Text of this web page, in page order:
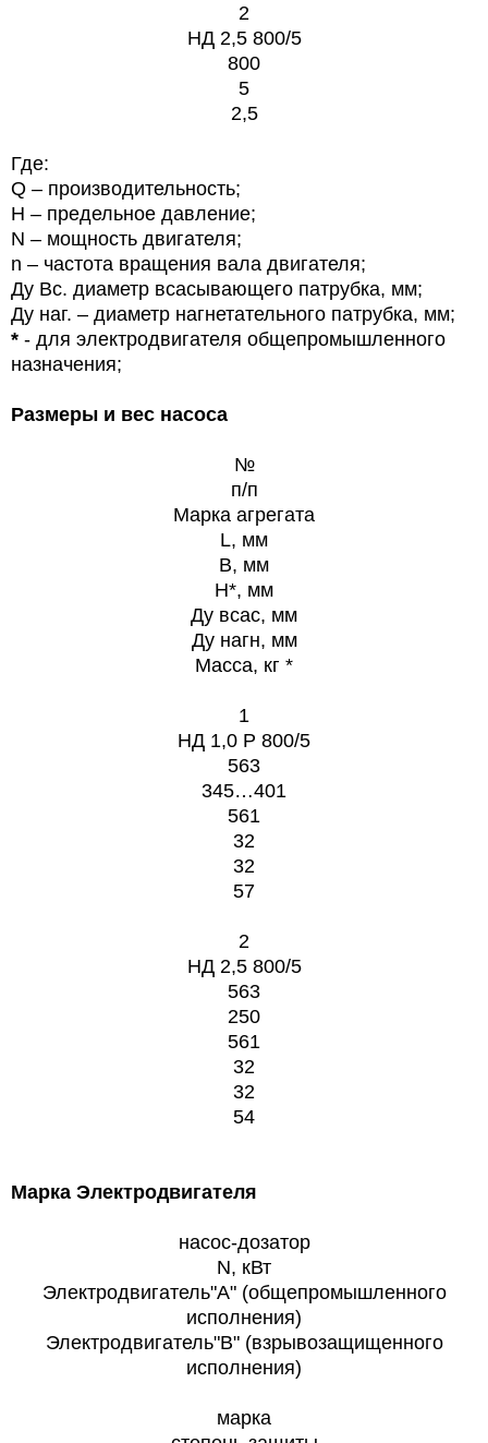
2
НД 2,5 800/5
800
5
2,5
Где:
Q – производительность;
Н – предельное давление;
N – мощность двигателя;
n – частота вращения вала двигателя;
Ду Вс. диаметр всасывающего патрубка, мм;
Ду наг. – диаметр нагнетательного патрубка, мм;
* - для электродвигателя общепромышленного
назначения;
Размеры и вес насоса
№
п/п
Марка агрегата
L, мм
B, мм
H*, мм
Ду всас, мм
Ду нагн, мм
Масса, кг *
1
НД 1,0 Р 800/5
563
345…401
561
32
32
57
2
НД 2,5 800/5
563
250
561
32
32
54
Марка Электродвигателя
насос-дозатор
N, кВт
Электродвигатель"А" (общепромышленного
исполнения)
Электродвигатель"В" (взрывозащищенного
исполнения)
марка